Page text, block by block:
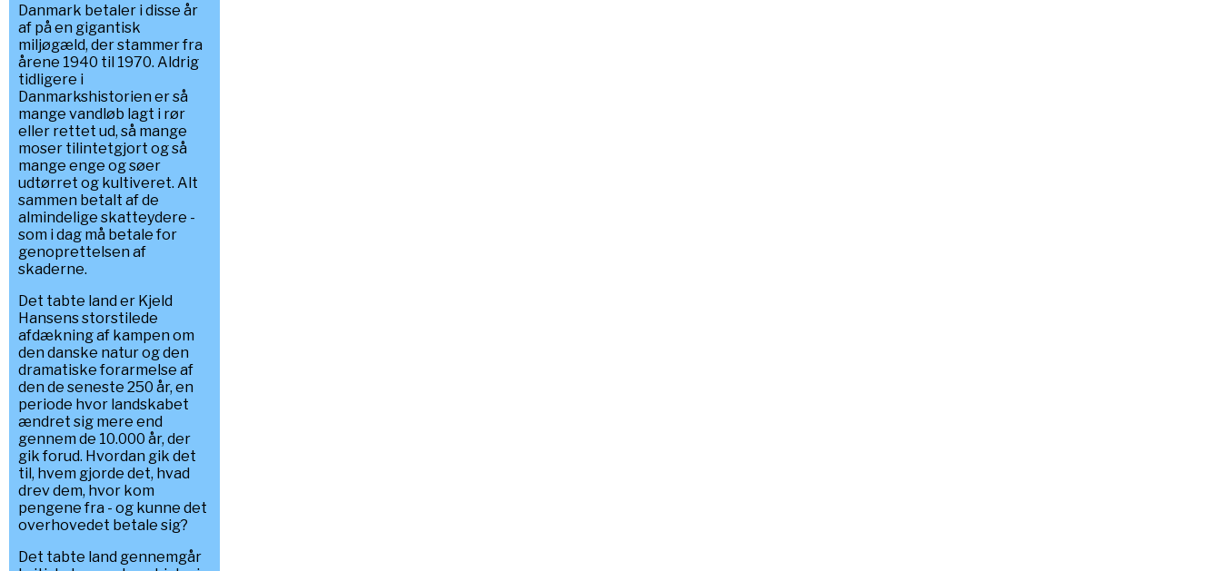
Danmark betaler i disse år
af på en gigantisk
miljøgæld, der stammer fra
årene 1940 til 1970. Aldrig
tidligere i
Danmarkshistorien er så
mange vandløb lagt i rør
eller rettet ud, så mange
moser tilintetgjort og så
mange enge og søer
udtørret og kultiveret. Alt
sammen betalt af de
almindelige skatteydere -
som i dag må betale for
genoprettelsen af
skaderne.
Det tabte land er Kjeld
Hansens storstilede
afdækning af kampen om
den danske natur og den
dramatiske forarmelse af
den de seneste 250 år, en
periode hvor landskabet
ændret sig mere end
gennem de 10.000 år, der
gik forud. Hvordan gik det
til, hvem gjorde det, hvad
drev dem, hvor kom
pengene fra - og kunne det
overhovedet betale sig?
Det tabte land gennemgår